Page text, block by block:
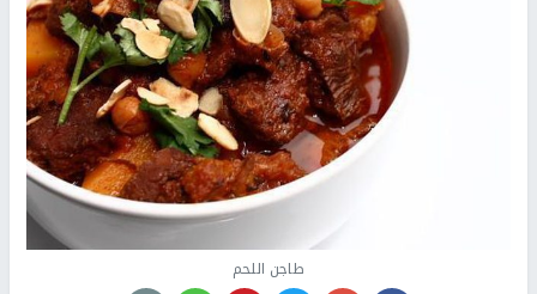
طاجن اللحم